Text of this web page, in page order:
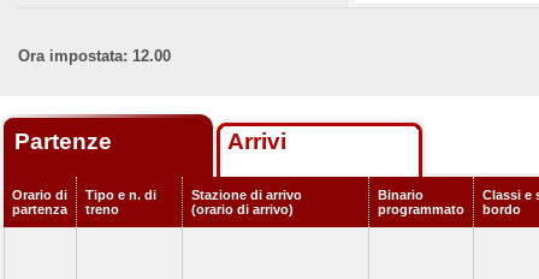
Ora impostata: 12.00
Partenze Arrivi
Orario di
partenza
Tipo e n. di
treno
Stazione di arrivo
(orario di arrivo)
Binario
programmato
Classi e
bordo